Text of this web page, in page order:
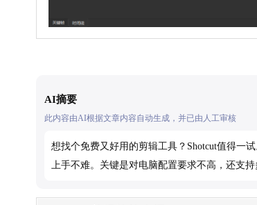
AI摘要
此内容由AI根据文章内容自动生成，并已由人工审核
想找个免费又好用的剪辑工具？Shotcut值得一
上手不难。关键是对电脑配置要求不高，还支